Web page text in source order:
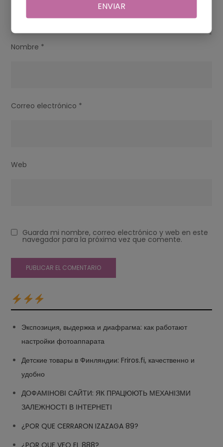
Nombre *
Correo electrónico *
Web
Guarda mi nombre, correo electrónico y web en este
navegador para la próxima vez que comente.
Экспозиция, выдержка и диафрагма: как работают
настройки фотоаппарата
Детские товары в Финляндии: Friros.fi, качественно и
удобно
ДОФАМІНОВІ САЙТИ: ЯК ПРАЦЮЮТЬ МЕХАНІЗМИ
ЗАЛЕЖНОСТІ В ІНТЕРНЕТІ
¿POR QUE CERRARON IZAZAGA 89?
¿POR QUE VEO EL 888?
ENVIAR